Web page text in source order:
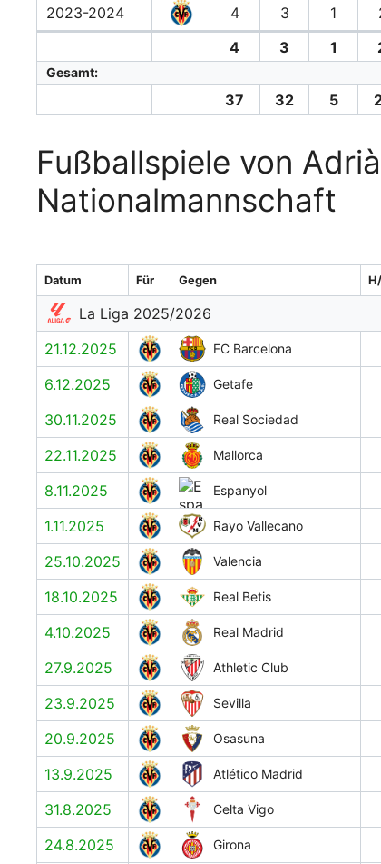
2023-2024 4 3 1
4 3 1
Gesamt:
37 32 5
Fußballspiele von
Nationalmannschaft
Datum Für Gegen
La Liga 2025/2026
21.12.2025
FC Barcelona
6.12.2025
Getafe
30.11.2025
Real Sociedad
22.11.2025
Mallorca
8.11.2025
Espanyol
1.11.2025
Rayo Vallecano
25.10.2025
Valencia
18.10.2025
Real Betis
4.10.2025
Real Madrid
27.9.2025 Athletic Club
23.9.2025
Sevilla
20.9.2025
Osasuna
13.9.2025
Atlético Madrid
31.8.2025
Celta Vigo
24.8.2025
Girona